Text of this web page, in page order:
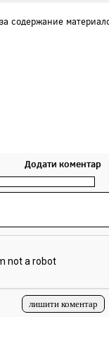
содержание
Додати коментар